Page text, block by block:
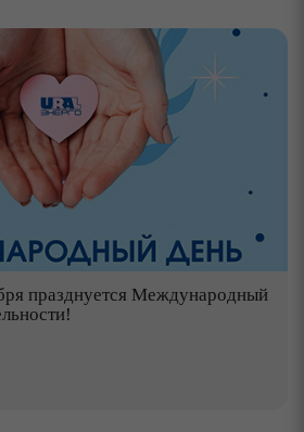
празднуется Международный